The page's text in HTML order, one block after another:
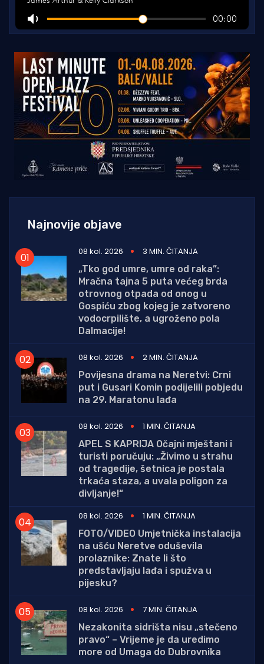
Najnovije objave
08 kol. 2026
3 MIN. ČITANJA
„Tko god umre, umre od raka”:
Mračna tajna 5 puta većeg brda
otrovnog otpada od onog u
Gospiću zbog kojeg je zatvoreno
vodocrpilište, a ugroženo pola
Dalmacije!
08 kol. 2026
2 MIN. ČITANJA
Povijesna drama na Neretvi: Crni
put i Gusari Komin podijelili pobjedu
na 29. Maratonu lađa
08 kol. 2026
1 MIN. ČITANJA
APEL S KAPRIJA Očajni mještani i
turisti poručuju: „Živimo u strahu
od tragedije, šetnica je postala
trkaća staza, a uvala poligon za
divljanje!“
08 kol. 2026
1 MIN. ČITANJA
FOTO/VIDEO Umjetnička instalacija
na ušću Neretve oduševila
prolaznike: Znate li što
predstavljaju lađa i spužva u
pijesku?
08 kol. 2026
7 MIN. ČITANJA
Nezakonita sidrišta nisu „stečeno
pravo“ – Vrijeme je da uredimo
more od Umaga do Dubrovnika